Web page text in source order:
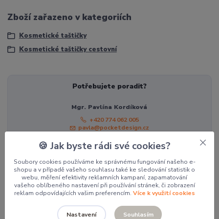
Zboží zařazeno v kategoriích
Kosmetické taštičky
Kosmetické taštičky cestovní
Potřebujete poradit?
Mgr. Pavlína Kordíková
+420 774 062 005
pavla@pocketdesign.cz
Související zboží 6
🍪 Jak byste rádi své cookies?
Soubory cookies používáme ke správnému fungování našeho e-
shopu a v případě vašeho souhlasu také ke sledování statistik o
webu, měření efektivity reklamních kampaní, zapamatování
vašeho oblíbeného nastavení při používání stránek, či zobrazení
reklam odpovídajících vašim preferencím. Více k využití cookies
Nastavení Souhlasím